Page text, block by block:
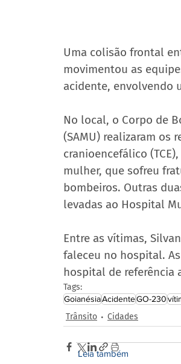
Uma colisão frontal
movimentou as
acidente, envolvendo
No local, o Corpo de
(SAMU) realizaram os
cranioencefálico
mulher, que sofreu
bombeiros. Outras
levadas ao Hospital
Entre as vítimas,
faleceu no hospital.
hospital de referência
Tags:
GoianésiaAcidenteGO-230
Trânsito Cidades
Leia também